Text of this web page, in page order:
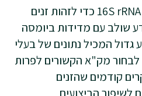
ייצור גבוה, וריצפו את הגן 16S rRNA כדי לזהות זנים
שולב עם מדידות ביומסה
גדול המכיל נתונים של בעלי
לבחור מק"א הקשורים לפרות
קודמים שהזנים